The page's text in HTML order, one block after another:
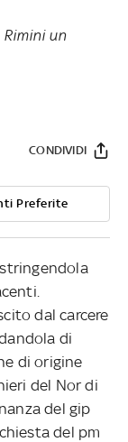
un
Preferite
CONDIVIDI
dal carcere
di
di origine
del Nor di
del gip
del pm